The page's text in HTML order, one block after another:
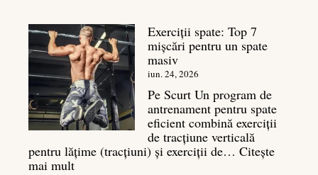
este
sa
cu
masa
musculară
Exerciții spate: Top 7
mișcări pentru un spate
masiv
iun. 24, 2026
Pe Scurt Un program de
antrenament pentru spate
eficient combină exerciții
de tracțiune verticală
pentru lățime (tracțiuni) și exerciții de… Citește
mai mult: